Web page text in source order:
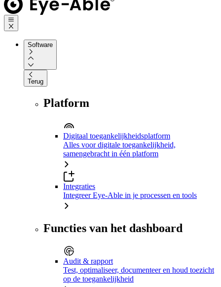
Software
Terug
Platform
Digitaal toegankelijkheidsplatform
Alles voor digitale toegankelijkheid,
samengebracht in één platform
Integraties
Integreer Eye-Able in je processen en tools
Functies van het dashboard
Audit & rapport
Test, optimaliseer, documenteer en houd toezicht
op de toegankelijkheid